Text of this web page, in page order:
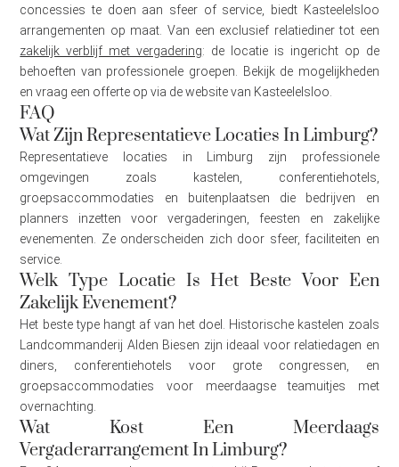
concessies te doen aan sfeer of service, biedt Kasteelelsloo
arrangementen op maat. Van een exclusief relatiediner tot een
zakelijk verblijf met vergadering: de locatie is ingericht op de
behoeften van professionele groepen. Bekijk de mogelijkheden
en vraag een offerte op via de website van Kasteelelsloo.
FAQ
Wat Zijn Representatieve Locaties In Limburg?
Representatieve locaties in Limburg zijn professionele
omgevingen zoals kastelen, conferentiehotels,
groepsaccommodaties en buitenplaatsen die bedrijven en
planners inzetten voor vergaderingen, feesten en zakelijke
evenementen. Ze onderscheiden zich door sfeer, faciliteiten en
service.
Welk Type Locatie Is Het Beste Voor Een
Zakelijk Evenement?
Het beste type hangt af van het doel. Historische kastelen zoals
Landcommanderij Alden Biesen zijn ideaal voor relatiedagen en
diners, conferentiehotels voor grote congressen, en
groepsaccommodaties voor meerdaagse teamuitjes met
overnachting.
Wat Kost Een Meerdaags
Vergaderarrangement In Limburg?